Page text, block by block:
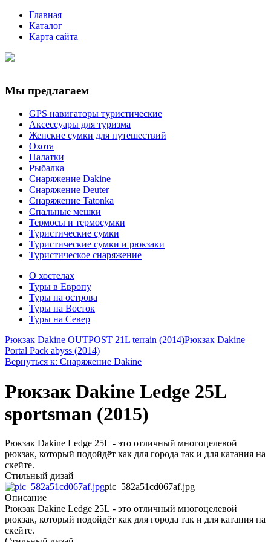
Главная
Каталог
Карта сайта
Мы предлагаем
GPS навигаторы туристические
Аксессуары для туризма
Женские сумки для путешествий
Охота
Палатки
Рыбалка
Снаряжение Dakine
Снаряжение Deuter
Снаряжение Tatonka
Спальные мешки
Термосы и термосумки
Туристические сумки
Туристические сумки и рюкзаки
Туристическое снаряжение
О хостелах
Туры в Европу
Туры на острова
Туры на Восток
Туры на Север
Рюкзак Dakine OUTPOST 21L terrain (2014)Рюкзак Dakine
Portal Pack abyss (2014)
Вернуться к: Снаряжение Dakine
Рюкзак Dakine Ledge 25L
sportsman (2015)
Рюкзак Dakine Ledge 25L - это отличный многоцелевой
рюкзак, который подойдёт как для города так и для катания на
скейте.
Стильный дизай
pic_582a51cd067af.jpg
Описание
Рюкзак Dakine Ledge 25L - это отличный многоцелевой
рюкзак, который подойдёт как для города так и для катания на
скейте.